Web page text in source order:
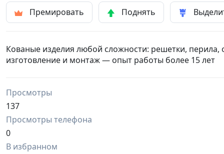
Премировать Поднять
Кованые изделия любой сложности: решетки,
изготовление и монтаж — опыт работы более 15 лет
Просмотры
137
Просмотры телефона
0
В избранном